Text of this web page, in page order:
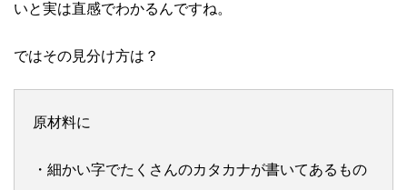
いと実は直感でわかるんですね。
ではその見分け方は？
原材料に
・細かい字でたくさんのカタカナが書いてあるもの